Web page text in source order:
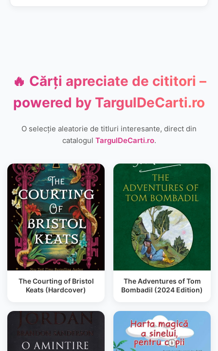
🔥 Cărți apreciate de cititori –
powered by TargulDeCarti.ro
O selecție aleatorie de titluri interesante, direct din
catalogul TargulDeCarti.ro.
The Courting of Bristol
Keats (Hardcover)
The Adventures of Tom
Bombadil (2024 Edition)